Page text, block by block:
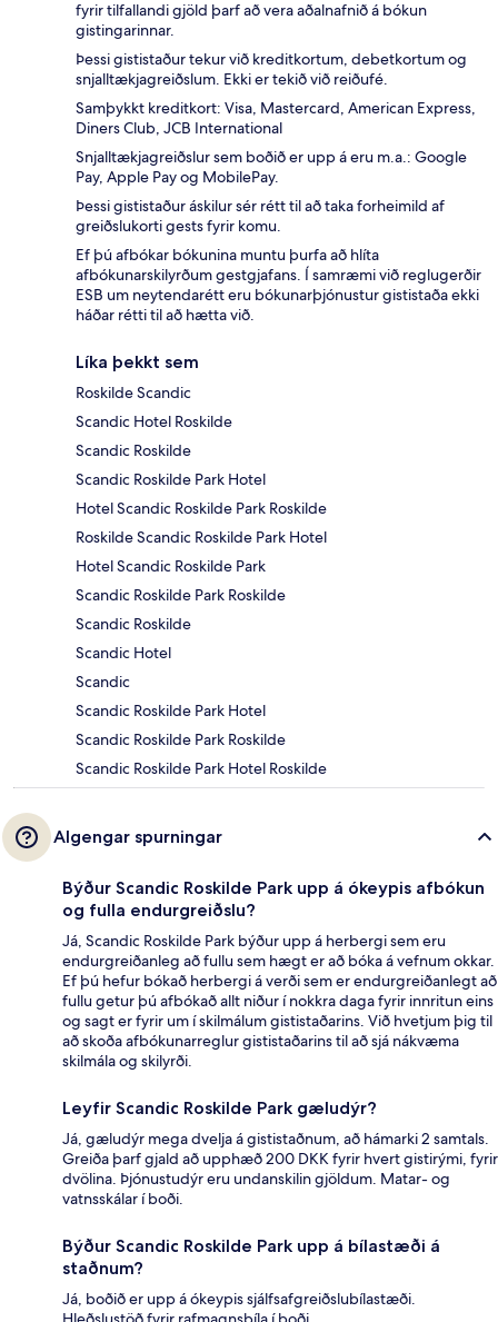
fyrir tilfallandi gjöld þarf að vera aðalnafnið á bókun
gistingarinnar.
Þessi gististaður tekur við kreditkortum, debetkortum og
snjalltækjagreiðslum. Ekki er tekið við reiðufé.
Samþykkt kreditkort: Visa, Mastercard, American Express,
Diners Club, JCB International
Snjalltækjagreiðslur sem boðið er upp á eru m.a.: Google
Pay, Apple Pay og MobilePay.
Þessi gististaður áskilur sér rétt til að taka forheimild af
greiðslukorti gests fyrir komu.
Ef þú afbókar bókunina muntu þurfa að hlíta
afbókunarskilyrðum gestgjafans. Í samræmi við reglugerðir
ESB um neytendarétt eru bókunarþjónustur gististaða ekki
háðar rétti til að hætta við.
Líka þekkt sem
Roskilde Scandic
Scandic Hotel Roskilde
Scandic Roskilde
Scandic Roskilde Park Hotel
Hotel Scandic Roskilde Park Roskilde
Roskilde Scandic Roskilde Park Hotel
Hotel Scandic Roskilde Park
Scandic Roskilde Park Roskilde
Scandic Roskilde
Scandic Hotel
Scandic
Scandic Roskilde Park Hotel
Scandic Roskilde Park Roskilde
Scandic Roskilde Park Hotel Roskilde
Algengar spurningar
Býður Scandic Roskilde Park upp á ókeypis afbókun
og fulla endurgreiðslu?
Já, Scandic Roskilde Park býður upp á herbergi sem eru
endurgreiðanleg að fullu sem hægt er að bóka á vefnum okkar.
Ef þú hefur bókað herbergi á verði sem er endurgreiðanlegt að
fullu getur þú afbókað allt niður í nokkra daga fyrir innritun eins
og sagt er fyrir um í skilmálum gististaðarins. Við hvetjum þig til
að skoða afbókunarreglur gististaðarins til að sjá nákvæma
skilmála og skilyrði.
Leyfir Scandic Roskilde Park gæludýr?
Já, gæludýr mega dvelja á gististaðnum, að hámarki 2 samtals.
Greiða þarf gjald að upphæð 200 DKK fyrir hvert gistirými, fyrir
dvölina. Þjónustudýr eru undanskilin gjöldum. Matar- og
vatnsskálar í boði.
Býður Scandic Roskilde Park upp á bílastæði á
staðnum?
Já, boðið er upp á ókeypis sjálfsafgreiðslubílastæði.